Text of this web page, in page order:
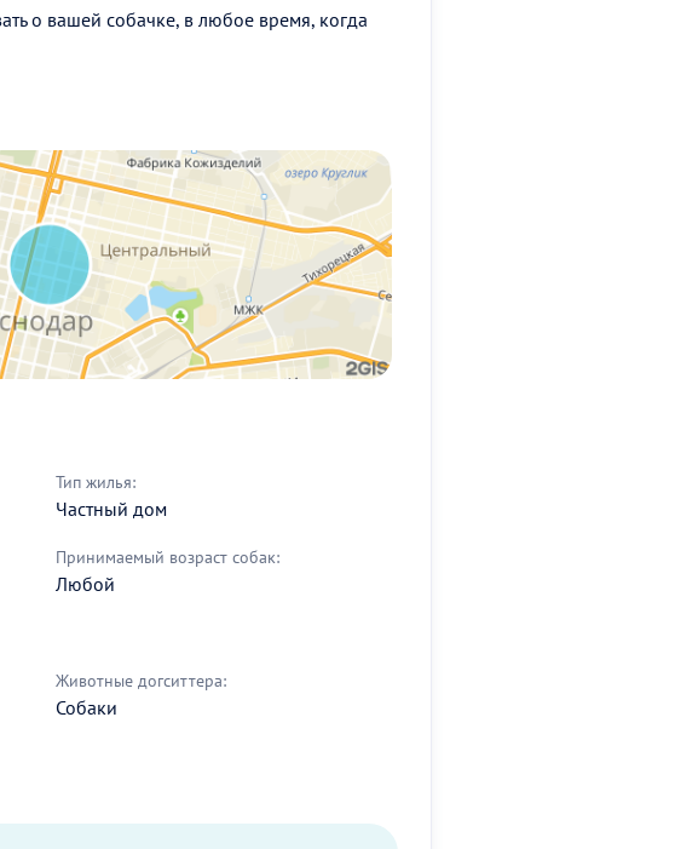
о вашей собачке, в любое время, когда
Тип жилья:
Частный дом
Принимаемый возраст собак:
Любой
Животные догситтера:
Собаки